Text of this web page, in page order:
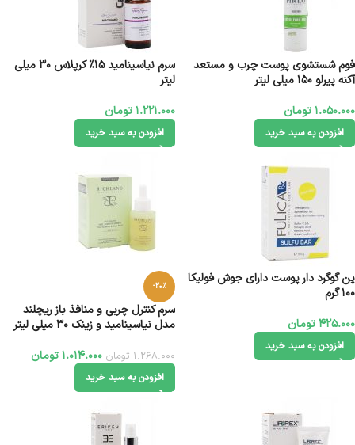
فوم شستشوی پوست چرب و مستعد
آکنه پیرلو 150 میلی لیتر
1.050.000تومان
افزودن به سبد خرید
سرم نیاسینامید 15% کرپلاس 30 میلی
لیتر
1.221.000تومان
افزودن به سبد خرید
پن گوگرد دار پوست دارای جوش فولیکا
100 گرم
425.000تومان
افزودن به سبد خرید
-20%
سرم کنترل چربی و منافذ باز ریچلند
مدل نیاسینامید و زینک ۳۰ میلی لیتر
1.268.000 تومان 1.014.000تومان
افزودن به سبد خرید